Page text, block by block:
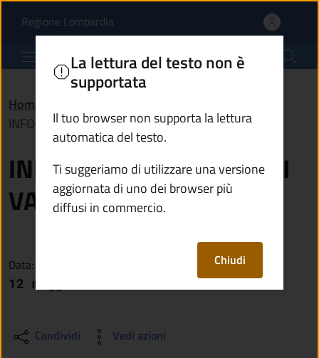
INFORMATIVA
Regione Lombardia(apre in un'altra scheda).
Comune di Corteno Golgi
Home
INFORMATIVA PERMESSI VASP
INFORMATIVA PERMESSI
VASP
Data:
12 maggio 2026
Condividi Vedi azioni
La lettura del testo non è
supportata
Il tuo browser non supporta la lettura
automatica del testo.
Ti suggeriamo di utilizzare una versione
aggiornata di uno dei browser più
diffusi in commercio.
Chiudi